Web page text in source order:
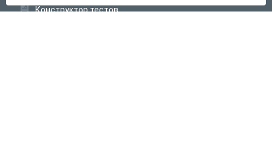
Конструктор тестов